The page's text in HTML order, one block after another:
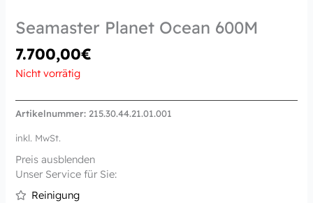
Seamaster Planet Ocean 600M
7.700,00€
Nicht vorrätig
Artikelnummer: 215.30.44.21.01.001
inkl. MwSt.
Preis ausblenden
Unser Service für Sie:
Reinigung